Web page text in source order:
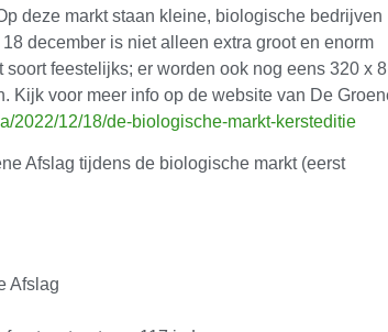
deze markt staan kleine, biologische bedrijven
december is niet alleen extra groot en enorm
feestelijks; er worden ook nog eens 320 x 8
Kijk voor meer info op de website van De
2022/12/18/de-biologische-markt-kersteditie
Afslag tijdens de biologische markt (eerst
Afslag